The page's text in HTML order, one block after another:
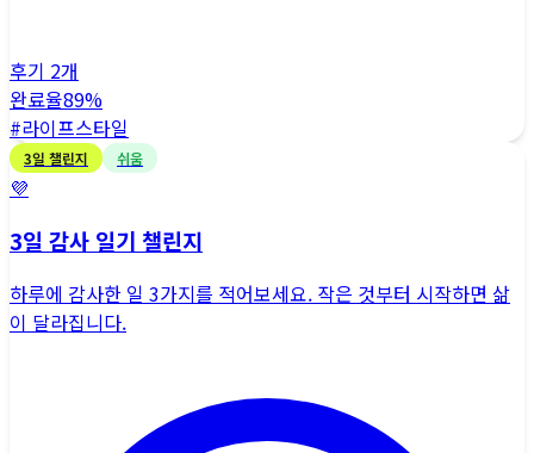
후기 2개
완료율89%
#라이프스타일
3일 챌린지 쉬움
💜
3일 감사 일기 챌린지
하루에 감사한 일 3가지를 적어보세요. 작은 것부터 시작하면 삶
이 달라집니다.